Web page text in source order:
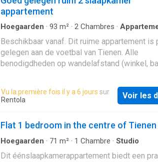
appartement
Hoegaarden · 93 m² · 2 Chambres ·
Beschikbaar vanaf. Dit ruime appartement is
gelegen aan de voetbal van Tienen. Alle
benodigdheden op wandelafstand (winkel,
Brussel), bus of trein (treinstation Tienen op
wandelafstand). Het appartement is gelegen
slaapkamers, toilet met bergruimte en een
met ligbad en lavabo. U beschikt ook over een
privatieve kelder. Gemeenschappelijke
Vu la première fois il y a 6 jours sur
Rentola
Voir les
Flat 1 bedroom in the centre of Tienen
Hoegaarden · 71 m² · 1 Chambre · Studio
Dit éénslaapkamerappartement biedt een